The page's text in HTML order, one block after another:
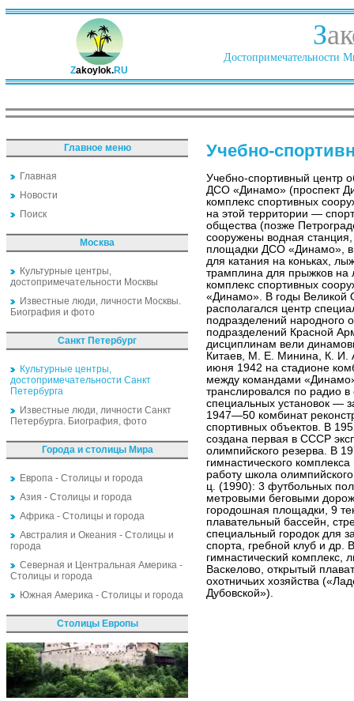
Zakoylok.RU
З
Достопримечательности
Главное меню
Главная
Новости
Поиск
Москва
Культурные центры,
достопримечательности Москвы
Известные люди, личности Москвы.
Биография и фото
Санкт Петербург
Культурные центры,
достопримечательности Санкт
Петербурга
Известные люди, личности Санкт
Петербурга. Биография, фото
Города и столицы Мира
Европа - Столицы и города
Азия - Столицы и города
Африка - Столицы и города
Австралия и Океания - Столицы и
города
Северная и Центральная Америка -
Столицы и города
Южная Америка - Столицы и города
Столицы Европы
Учебно-
Учебно-спортивный центр
ДСО «Динамо» (проспект
комплекс спортивных
на этой территории —
общества (позже
сооружены водная
площадки ДСО «Динамо»,
для катания на коньках,
трамплина для прыжков на
комплекс спортивных
«Динамо». В годы Великой
располагался центр
подразделений народного
подразделений Красной
дисциплинам вели
Китаев, М. Е. Минина, К. И.
июня 1942 на стадионе
между командами
транслировался по радио
специальных установок —
1947—50 комбинат
спортивных объектов. В
создана первая в СССР
олимпийского резерва. В
гимнастического
работу школа
ц. (1990): 3 футбольных
метровыми беговыми
городошная площадки, 9
плавательный бассейн,
специальный городок для
спорта, гребной клуб и др.
гимнастический комплекс,
Васкелово, открытый
охотничьих хозяйства
Дубовской»).